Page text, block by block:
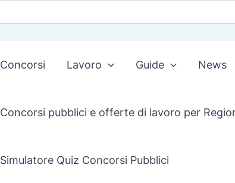
Concorsi Lavoro Guide News
Concorsi pubblici e offerte di lavoro per
Simulatore Quiz Concorsi Pubblici